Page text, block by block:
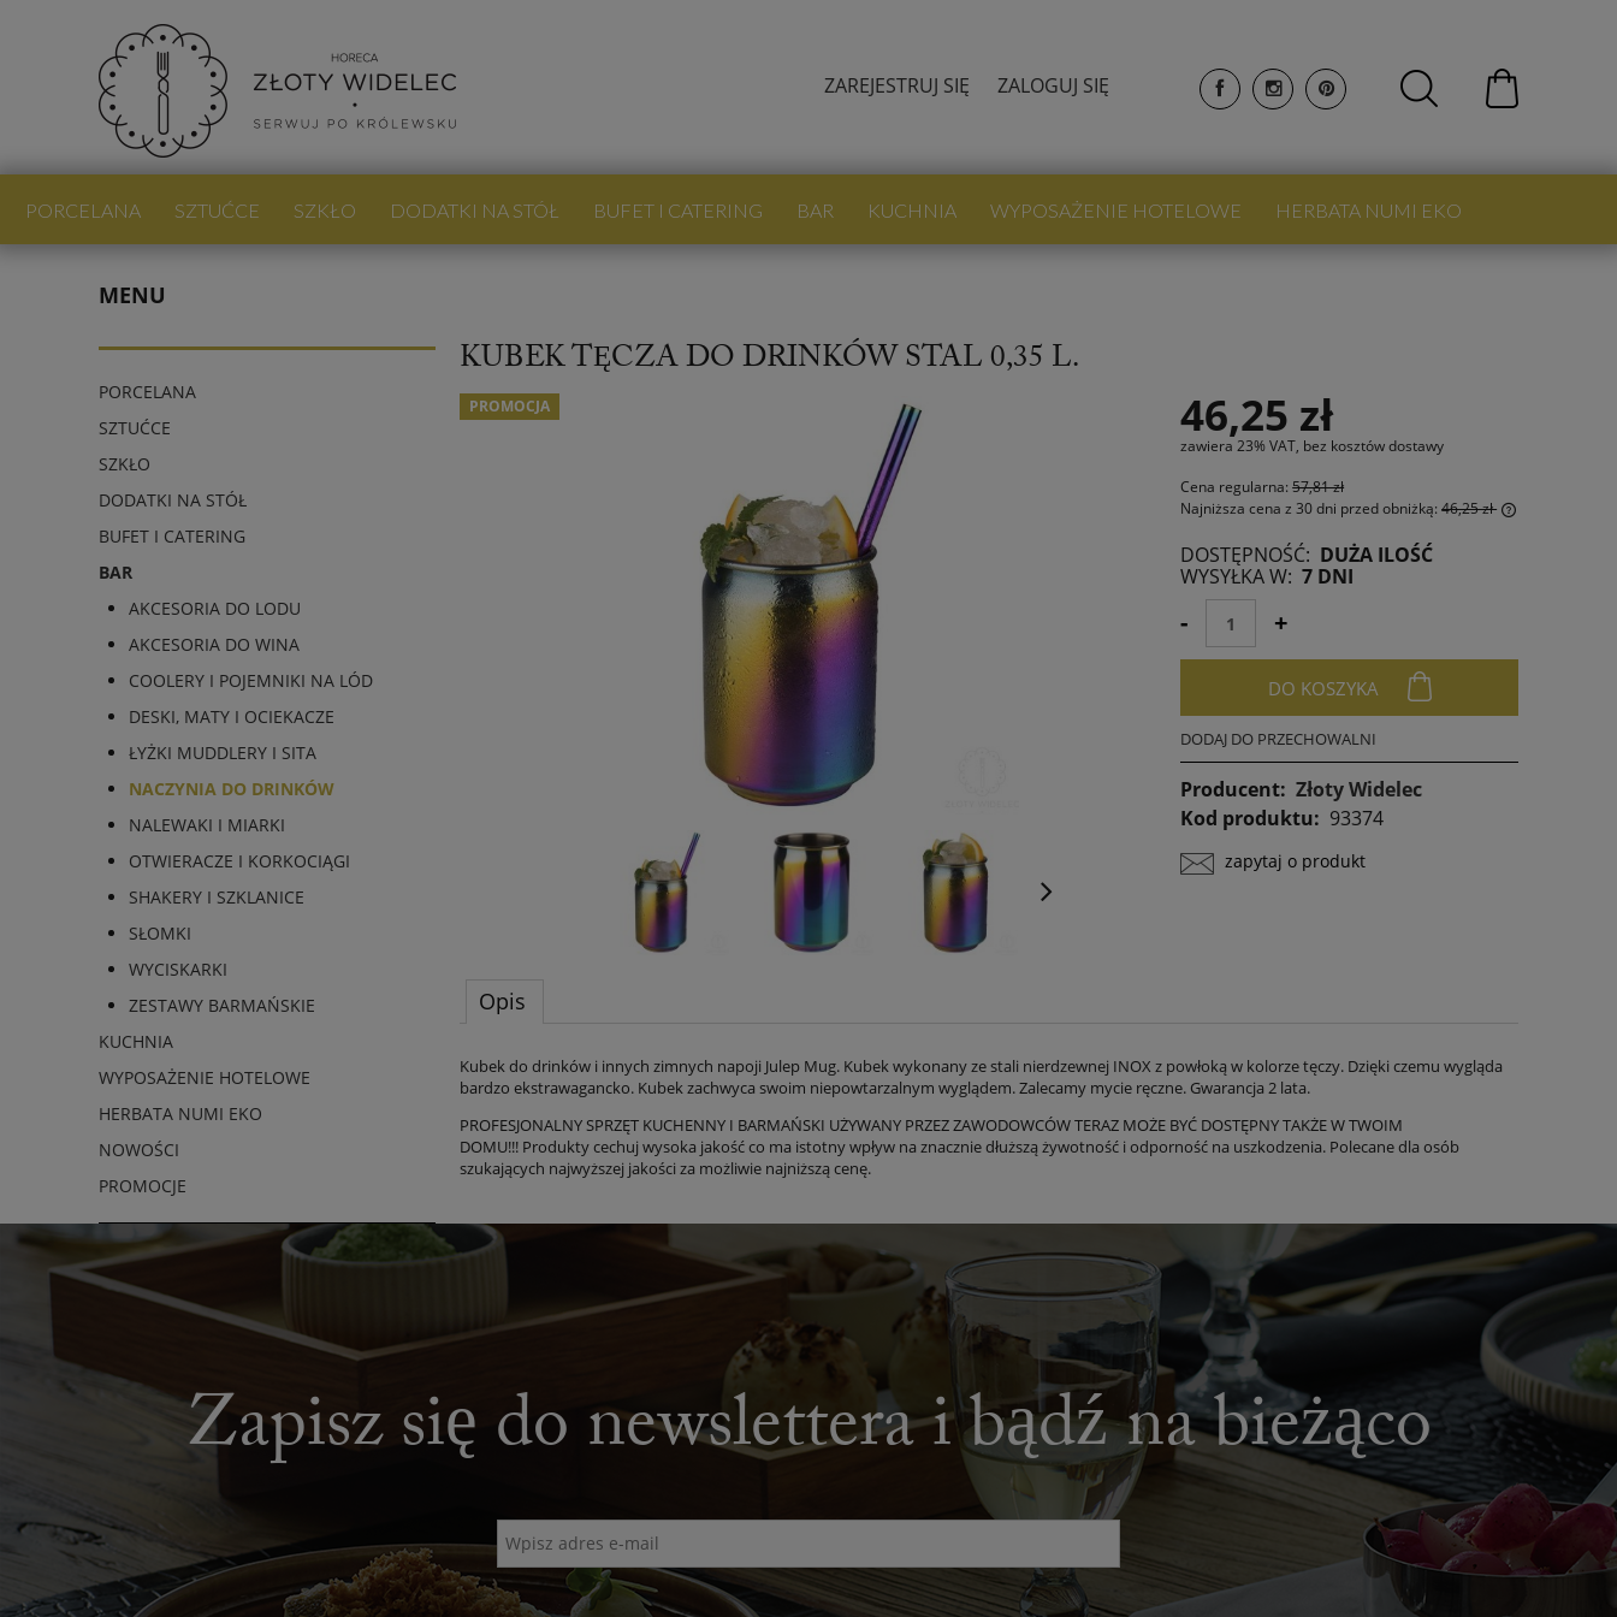
ZAREJESTRUJ SIĘ ZALOGUJ SIĘ
PORCELANA SZTUĆCE SZKŁO DODATKI NA STÓŁ BUFET I CATERING BAR KUCHNIA WYPOSAŻENIE HOTELOWE HERBATA NUMI EKO
MENU
PORCELANA
SZTUĆCE
SZKŁO
DODATKI NA STÓŁ
BUFET I CATERING
BAR
AKCESORIA DO LODU
AKCESORIA DO WINA
COOLERY I POJEMNIKI NA LÓD
DESKI, MATY I OCIEKACZE
ŁYŻKI MUDDLERY I SITA
NACZYNIA DO DRINKÓW
NALEWAKI I MIARKI
OTWIERACZE I KORKOCIĄGI
SHAKERY I SZKLANICE
SŁOMKI
WYCISKARKI
ZESTAWY BARMAŃSKIE
KUCHNIA
WYPOSAŻENIE HOTELOWE
HERBATA NUMI EKO
NOWOŚCI
PROMOCJE
KUBEK TĘCZA DO DRINKÓW STAL 0,35 L.
PROMOCJA 46,25 zł
zawiera 23% VAT, bez kosztów dostawy
Cena regularna:57,81 zł
Najniższa cena z 30 dni przed obniżką:46,25 zł
Jeżeli produkt jest sprzedawany krócej niż
30 dni, wyświetlana jest najniższa cena od
momentu, kiedy produkt pojawił się w
sprzedaży.
DOSTĘPNOŚĆ: DUŻA ILOŚĆ
WYSYŁKA W: 7 DNI
- +
DO KOSZYKA
DODAJ DO PRZECHOWALNI
Producent: Złoty Widelec
Kod produktu: 93374
zapytaj o produkt
Opis
Kubek do drinków i innych zimnych napoji Julep Mug. Kubek wykonany ze stali nierdzewnej INOX z powłoką w kolorze tęczy. Dzięki czemu wygląda
bardzo ekstrawagancko. Kubek zachwyca swoim niepowtarzalnym wyglądem. Zalecamy mycie ręczne. Gwarancja 2 lata.
PROFESJONALNY SPRZĘT KUCHENNY I BARMAŃSKI UŻYWANY PRZEZ ZAWODOWCÓW TERAZ MOŻE BYĆ DOSTĘPNY TAKŻE W TWOIM
DOMU!!! Produkty cechuj wysoka jakość co ma istotny wpływ na znacznie dłuższą żywotność i odporność na uszkodzenia. Polecane dla osób
szukających najwyższej jakości za możliwie najniższą cenę.
Zapisz się do newslettera i bądź na bieżąco